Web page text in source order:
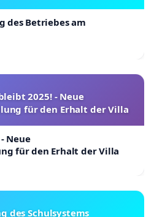
des Betriebes am
2025! - Neue
für den Erhalt der Villa
Neue
für den Erhalt der Villa
des Schulsystems